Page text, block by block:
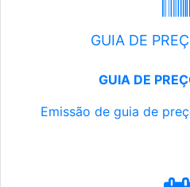
GUIA DE
GUIA DE
Emissão de guia de